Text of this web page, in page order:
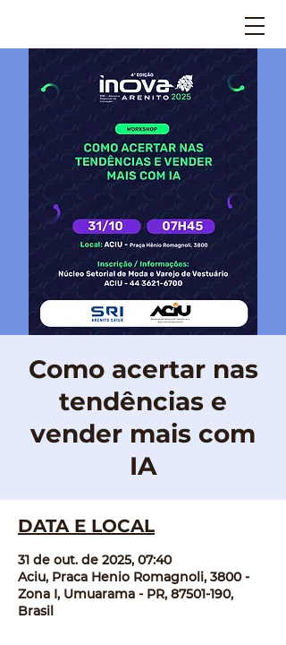
Como acertar nas
tendências e
vender mais com
IA
DATA E LOCAL
31 de out. de 2025, 07:40
Aciu, Praca Henio Romagnoli, 3800 -
Zona I, Umuarama - PR, 87501-190,
Brasil